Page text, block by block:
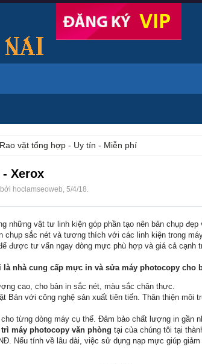
Rao vặt tổng hợp - Uy tín - Miễn phí
Xerox
hoclamseoweb, 5/4/18.
những vật tư linh kiện góp phần tạo nên bản chụp
chụp sắc nét và tương thích với các linh kiện trong
được tư vấn ngay dòng mực phù hợp và giá cả cạnh
nhà cung cấp mực in và sửa máy photocopy cho
cao, cho bản in sắc nét, màu sắc chân thực.
Bản với công nghệ sản xuất tiên tiến. Thân thiện môi
từng dòng máy cụ thể. Đảm bảo chất lượng in gần
trì máy photocopy văn phòng tại của chúng tôi tại
Nếu tính về lâu dài, việc sử dụng nạp mực giúp